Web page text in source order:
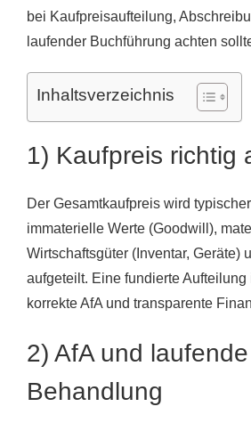
bei Kaufpreisaufteilung,
laufender Buchführung achten
Inhaltsverzeichnis
1) Kaufpreis richtig
Der Gesamtkaufpreis wird
immaterielle Werte (Goodwill),
Wirtschaftsgüter (Inventar, Geräte)
aufgeteilt. Eine fundierte Aufteilung
korrekte AfA und transparente
2) AfA und laufende
Behandlung